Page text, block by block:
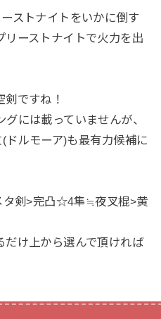
ストナイトをいかに倒す
リーストナイトで火力を出
ですね！
には載っていませんが、
ドルモーア)も最有力候補に
タ剣>完凸☆4隼≒夜叉棍>黄
だけ上から選んで頂ければ